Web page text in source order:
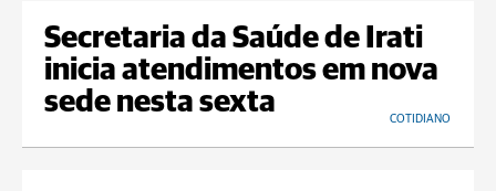
Secretaria da Saúde de Irati
inicia atendimentos em nova
sede nesta sexta
COTIDIANO